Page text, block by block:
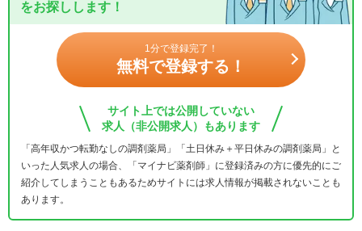
をお探しします！
1分で登録完了！
無料で登録する！
サイト上では公開していない
求人（非公開求人）もあります
「高年収かつ転勤なしの調剤薬局」「土日休み＋平日休みの調剤薬局」と
いった人気求人の場合、「マイナビ薬剤師」に登録済みの方に優先的にご
紹介してしまうこともあるためサイトには求人情報が掲載されないことも
あります。